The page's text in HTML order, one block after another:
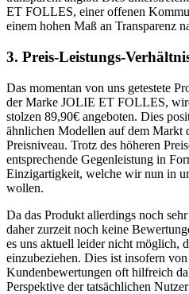
ET FOLLES, einer offenen
einem hohen Maß an Transparenz
3. Preis-Leistungs-
Das momentan von uns getestete
der Marke JOLIE ET FOLLES,
stolzen 89,90€ angeboten. Dies
ähnlichen Modellen auf dem Markt
Preisniveau. Trotz des höheren
entsprechende Gegenleistung in
Einzigartigkeit, welche wir nun in
wollen.
Da das Produkt allerdings noch
daher zurzeit noch keine
es uns aktuell leider nicht möglich,
einzubeziehen. Dies ist insofern
Kundenbewertungen oft hilfreich
Perspektive der tatsächlichen